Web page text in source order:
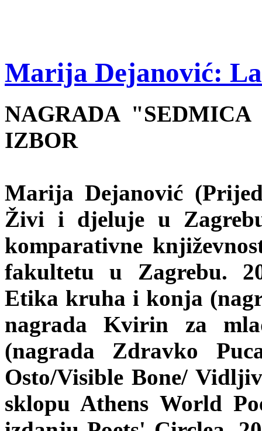
Marija Dejanović:
NAGRADA
IZBOR
Marija Dejanović
Živi i djeluje u
komparativne
fakultetu u Zagrebu.
Etika kruha i konja
nagrada Kvirin za
(nagrada Zdravko
Osto/Visible Bone/
sklopu Athens World